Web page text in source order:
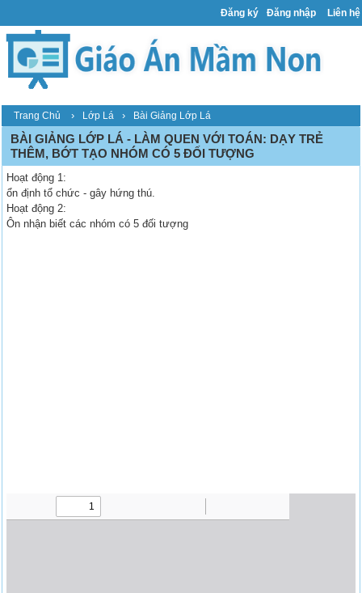
Đăng ký Đăng nhập Liên hệ
Trang Chủ › Lớp Lá › Bài Giảng Lớp Lá
BÀI GIẢNG LỚP LÁ - LÀM QUEN VỚI TOÁN: DẠY TRẺ
THÊM, BỚT TẠO NHÓM CÓ 5 ĐỐI TƯỢNG
Hoạt động 1:
ổn định tổ chức - gây hứng thú.
Hoạt động 2:
Ôn nhận biết các nhóm có 5 đối tượng